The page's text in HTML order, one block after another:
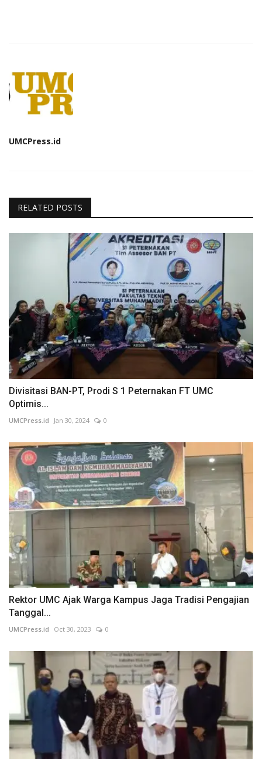
UMCPress.id
RELATED POSTS
Divisitasi BAN-PT, Prodi S 1 Peternakan FT UMC
Optimis...
UMCPress.id Jan 30, 2024 0
Rektor UMC Ajak Warga Kampus Jaga Tradisi Pengajian
Tanggal...
UMCPress.id Oct 30, 2023 0